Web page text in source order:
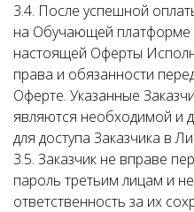
3.4. После успешной
на Обучающей платформе
настоящей Оферты
права и обязанности
Оферте. Указанные
являются необходимой и
для доступа Заказчика в
3.5. Заказчик не вправе
пароль третьим лицам и
ответственность за их